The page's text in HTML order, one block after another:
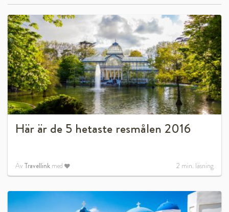
Här är de 5 hetaste resmålen 2016
Av Travellink med 2 min. läsning